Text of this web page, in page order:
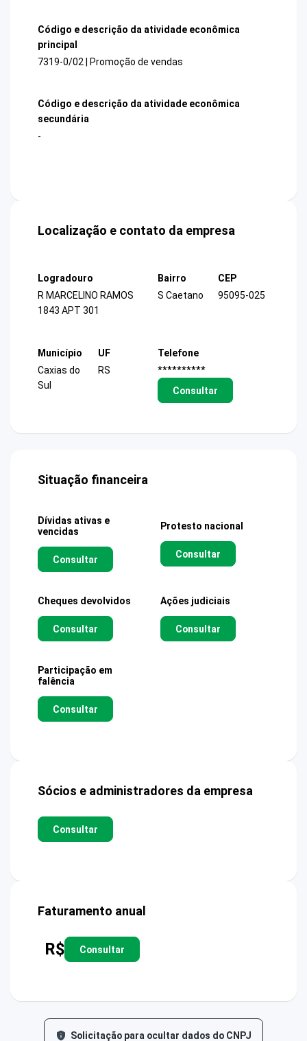
Código e descrição da atividade econômica
principal
7319-0/02 | Promoção de vendas
Código e descrição da atividade econômica
secundária
-
Localização e contato da empresa
Logradouro
R MARCELINO RAMOS
1843 APT 301
Bairro
S Caetano
CEP
95095-025
Município
Caxias do
Sul
UF
RS
Telefone
**********
Consultar
Situação financeira
Dívidas ativas e
vencidas
Consultar
Protesto nacional
Consultar
Cheques devolvidos
Consultar
Ações judiciais
Consultar
Participação em
falência
Consultar
Sócios e administradores da empresa
Consultar
Faturamento anual
R$ Consultar
Solicitação para ocultar dados do CNPJ